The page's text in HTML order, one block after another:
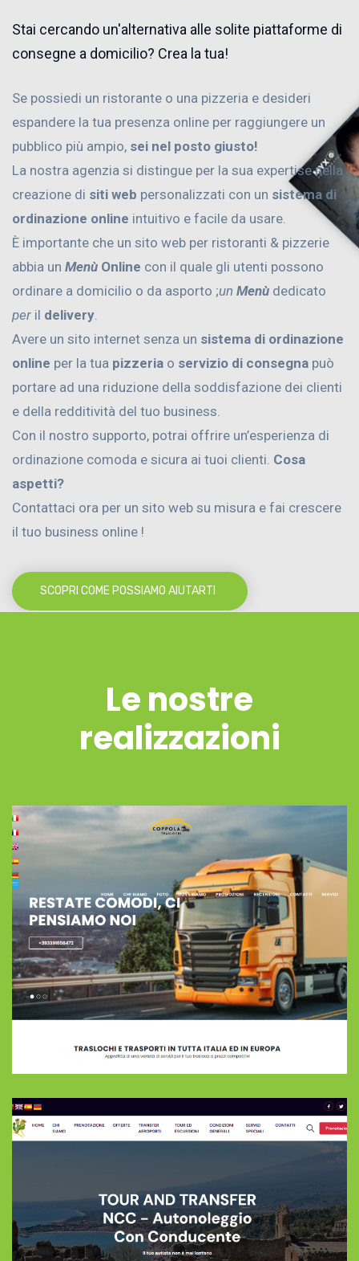
Stai cercando un'alternativa alle solite piattaforme di
consegne a domicilio? Crea la tua!
Se possiedi un ristorante o una pizzeria e desideri
espandere la tua presenza online per raggiungere un
pubblico più ampio, sei nel posto giusto!
La nostra agenzia si distingue per la sua expertise nella
creazione di siti web personalizzati con un sistema di
ordinazione online intuitivo e facile da usare.
È importante che un sito web per ristoranti & pizzerie
abbia un Menù Online con il quale gli utenti possono
ordinare a domicilio o da asporto ;un Menù dedicato
per il delivery
Avere un sito internet senza un sistema di ordinazione
online per la tua pizzeria o servizio di consegna può
portare ad una riduzione della soddisfazione dei clienti
e della redditività del tuo business.
Con il nostro supporto, potrai offrire un’esperienza di
ordinazione comoda e sicura ai tuoi clienti. Cosa
aspetti?
Contattaci ora per un sito web su misura e fai crescere
il tuo business online !
SCOPRI COME POSSIAMO AIUTARTI
Le nostre
realizzazioni